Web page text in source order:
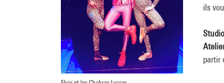
ils
partir